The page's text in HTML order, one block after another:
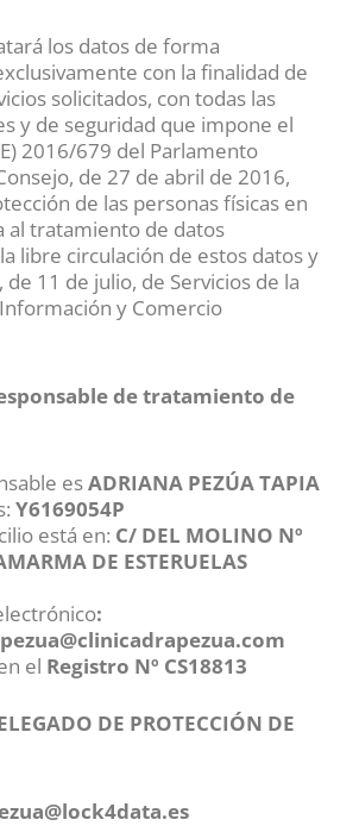
los datos de forma
con la finalidad de
solicitados, con todas las
y de seguridad que impone el
2016/679 del Parlamento
de 27 de abril de 2016,
de las personas físicas en
al tratamiento de datos
libre circulación de estos datos y
11 de julio, de Servicios de la
y Comercio
de tratamiento de
esADRIANA PEZÚA TAPIA
Y6169054P
está en: C/ DEL MOLINO Nº
DE ESTERUELAS
:
el Registro Nº CS18813
DE PROTECCIÓN DE